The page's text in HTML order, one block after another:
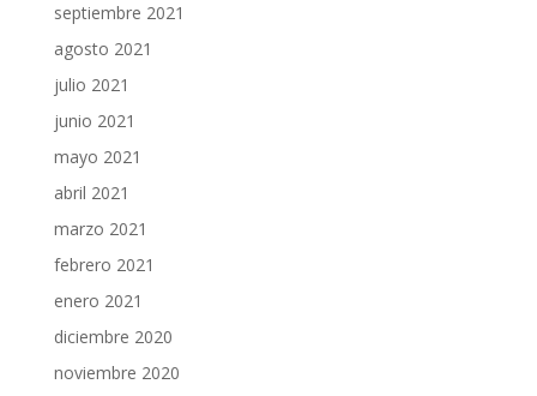
septiembre 2021
agosto 2021
julio 2021
junio 2021
mayo 2021
abril 2021
marzo 2021
febrero 2021
enero 2021
diciembre 2020
noviembre 2020